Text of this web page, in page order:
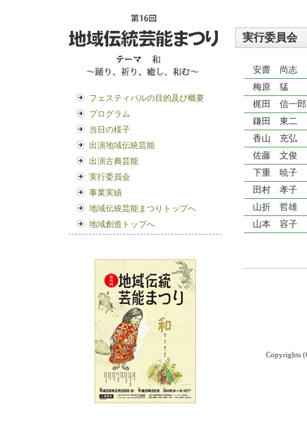
フェスティバルの目的及び概要
プログラム
当日の様子
出演地域伝統芸能
出演古典芸能
実行委員会
事業実績
地域伝統芸能まつりトップへ
地域創造トップへ
実行委員会
安齋 尚志
梅原 猛
梶田 信一郎
鎌田 東二
香山 充弘
佐藤 文俊
下重 暁子
田村 孝子
山折 哲雄
山本 容子
Copyrights